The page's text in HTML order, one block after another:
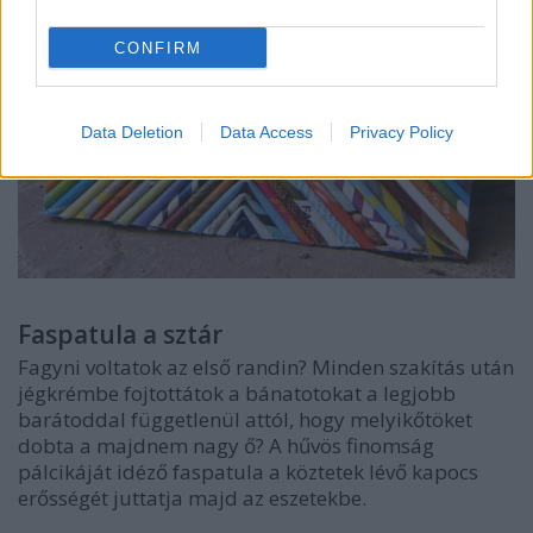
CONFIRM
Data Deletion Data Access Privacy Policy
Faspatula a sztár
Fagyni voltatok az első randin? Minden szakítás után
jégkrémbe fojtottátok a bánatotokat a legjobb
barátoddal függetlenül attól, hogy melyikőtöket
dobta a majdnem nagy ő? A hűvös finomság
pálcikáját idéző faspatula a köztetek lévő kapocs
erősségét juttatja majd az eszetekbe.